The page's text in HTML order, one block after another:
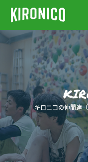
キロニコの仲間達